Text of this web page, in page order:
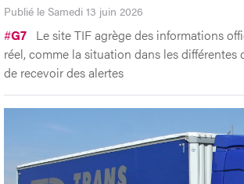
Publié le Samedi 13 juin 2026
#G7 Le site TIF agrège des informations
réel, comme la situation dans les différentes
de recevoir des alertes